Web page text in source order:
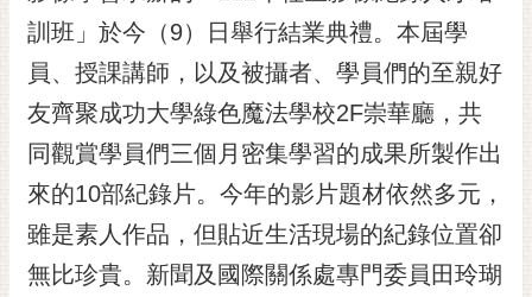
市政資訊
市民互動
黃
偉
哲
光
訓班」於今（9）日舉行結業典禮。本屆學
員、授課講師，以及被攝者、學員們的至親好
友齊聚成功大學綠色魔法學校2F崇華廳，共
同觀賞學員們三個月密集學習的成果所製作出
來的10部紀錄片。今年的影片題材依然多元，
雖是素人作品，但貼近生活現場的紀錄位置卻
無比珍貴。新聞及國際關係處專門委員田玲瑚